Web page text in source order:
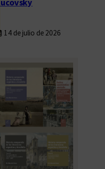
Rucovsky
14 de julio de 2026